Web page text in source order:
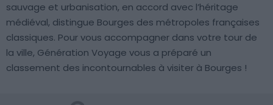
sauvage et urbanisation, en accord avec l’héritage
médiéval, distingue Bourges des métropoles françaises
classiques. Pour vous accompagner dans votre tour de
la ville, Génération Voyage vous a préparé un
classement des incontournables à visiter à Bourges !